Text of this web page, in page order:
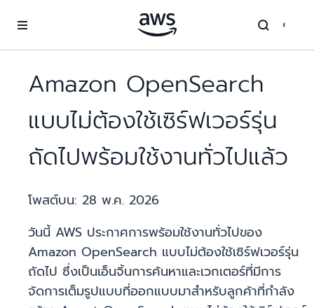
Amazon OpenSearch
แบบไม่ต้องใช้เซิร์ฟเวอร์รุ่น
ถัดไปพร้อมใช้งานทั่วไปแล้ว
โพสต์บน: 28 พ.ค. 2026
วันนี้ AWS ประกาศการพร้อมใช้งานทั่วไปของ
Amazon OpenSearch แบบไม่ต้องใช้เซิร์ฟเวอร์รุ่น
ถัดไป ซึ่งเป็นเอ็นจิ้นการค้นหาและเวกเตอร์ที่มีการ
จัดการเต็มรูปแบบที่ออกแบบมาสำหรับลูกค้าที่กำลัง